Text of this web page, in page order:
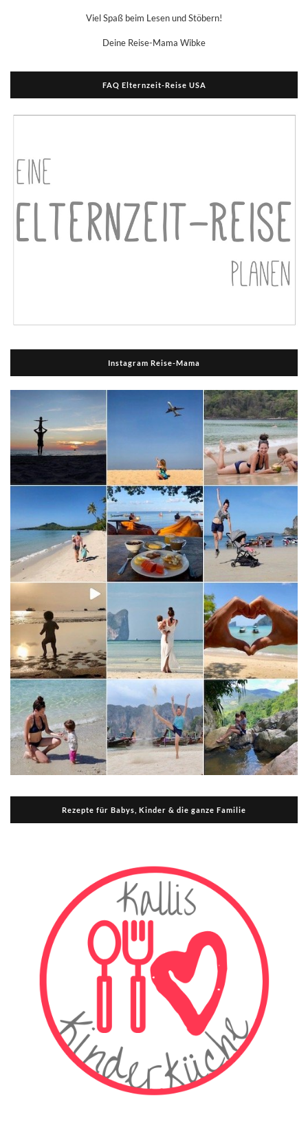
Viel Spaß beim Lesen und Stöbern!
Deine Reise-Mama Wibke
FAQ Elternzeit-Reise USA
Instagram Reise-Mama
Rezepte für Babys, Kinder & die ganze Familie